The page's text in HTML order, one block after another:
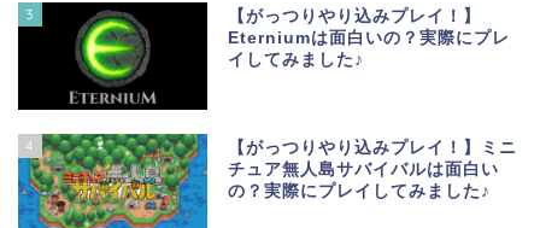
3
【がっつりやり込みプレイ！】
Eterniumは面白いの？実際にプレ
イしてみました♪
4
【がっつりやり込みプレイ！】ミニ
チュア無人島サバイバルは面白い
の？実際にプレイしてみました♪